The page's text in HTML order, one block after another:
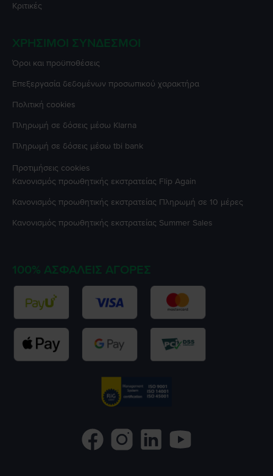
Κριτικές
ΧΡΉΣΙΜΟΙ ΣΎΝΔΕΣΜΟΙ
Όροι και προϋποθέσεις
Επεξεργασία δεδομένων προσωπικού χαρακτήρα
Πολιτική cookies
Πληρωμή σε δόσεις μέσω Klarna
Πληρωμή σε δόσεις μέσω tbi bank
Προτιμήσεις cookies
Κανονισμός προωθητικής εκστρατείας Flip Again
Κανονισμός προωθητικής εκστρατείας Πληρωμή σε 10 μέρες
Κανονισμός προωθητικής εκστρατείας Summer Sales
100% ΑΣΦΑΛΕΊΣ ΑΓΟΡΈΣ